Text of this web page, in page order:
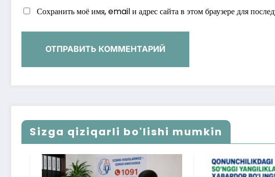
Сохранить моё имя, email и адрес сайта в этом браузере для
Sizga qiziqarli bo'lishi mumkin